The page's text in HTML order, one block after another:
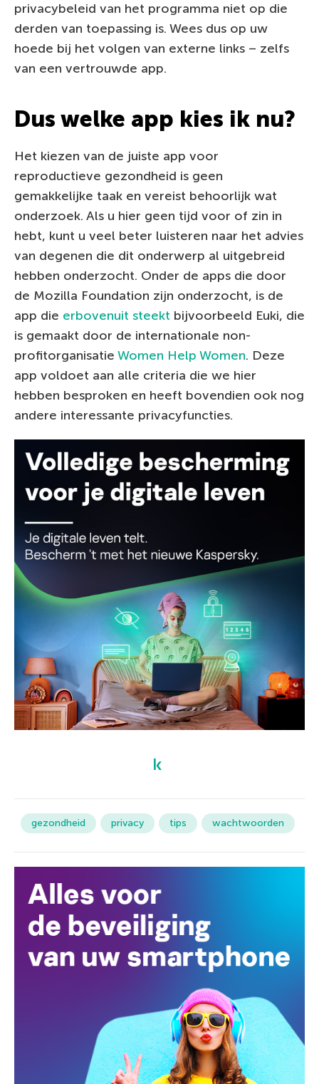
privacybeleid van het programma niet op die
derden van toepassing is. Wees dus op uw
hoede bij het volgen van externe links – zelfs
van een vertrouwde app.
Dus welke app kies ik nu?
Het kiezen van de juiste app voor
reproductieve gezondheid is geen
gemakkelijke taak en vereist behoorlijk wat
onderzoek. Als u hier geen tijd voor of zin in
hebt, kunt u veel beter luisteren naar het advies
van degenen die dit onderwerp al uitgebreid
hebben onderzocht. Onder de apps die door
de Mozilla Foundation zijn onderzocht, is de
app die erbovenuit steekt bijvoorbeeld Euki, die
is gemaakt door de internationale non-
profitorganisatie Women Help Women. Deze
app voldoet aan alle criteria die we hier
hebben besproken en heeft bovendien ook nog
andere interessante privacyfuncties.
gezondheid privacy tips wachtwoorden